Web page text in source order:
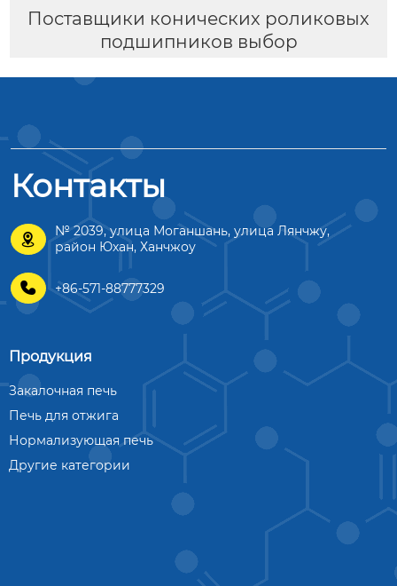
Поставщики конических роликовых
подшипников выбор
Контакты

№ 2039, улица Моганшань, улица Лянчжу,
район Юхан, Ханчжоу
 +86-571-88777329
Продукция
Закалочная печь
Печь для отжига
Нормализующая печь
Другие категории